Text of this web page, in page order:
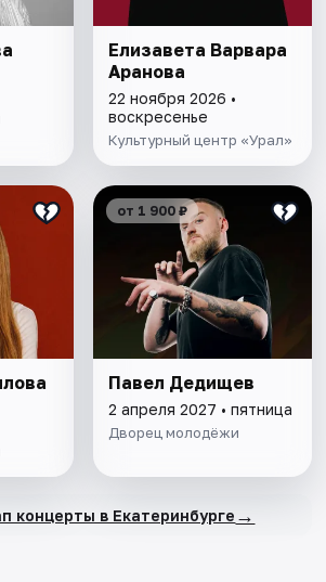
Елизавета Варвара
Аранова
22 ноября 2026 •
воскресенье
Культурный центр «Урал»
от 1 900 ₽
Павел Дедищев
2 апреля 2027 • пятница
Дворец молодёжи
концерты в Екатеринбурге →